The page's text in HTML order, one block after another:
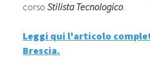
corsoStilista Tecnologico.
Leggi qui l'articolo
Brescia.